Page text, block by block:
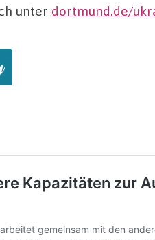
unter dortmund.de/